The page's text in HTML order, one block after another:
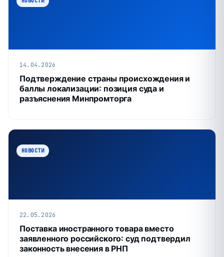
14.04.2026
Подтверждение страны происхождения и
баллы локализации: позиция суда и
разъяснения Минпромторга
НОВОСТИ
22.05.2026
Поставка иностранного товара вместо
заявленного российского: суд подтвердил
законность внесения в РНП